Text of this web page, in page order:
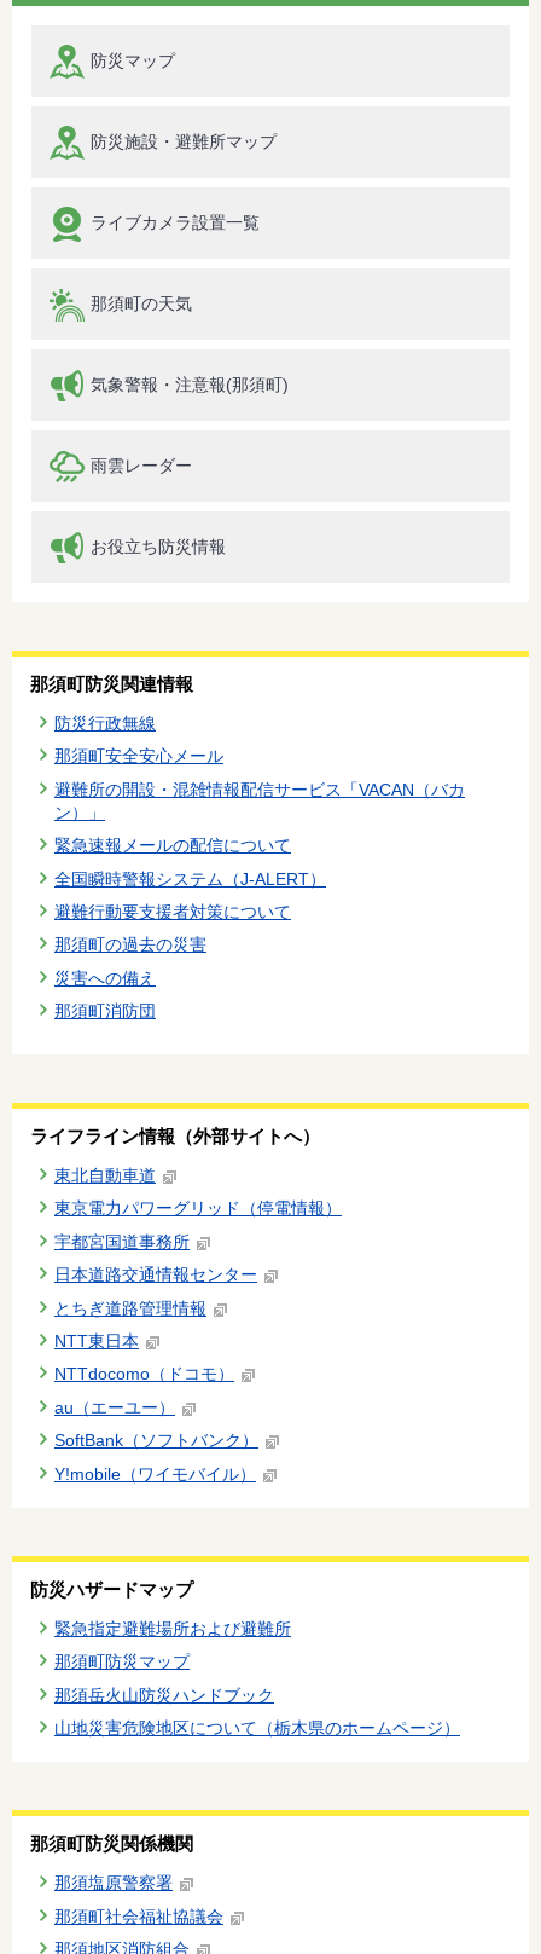
防災マップ
防災施設・避難所マップ
ライブカメラ設置一覧
那須町の天気
気象警報・注意報(那須町)
雨雲レーダー
お役立ち防災情報
那須町防災関連情報
防災行政無線
那須町安全安心メール
避難所の開設・混雑情報配信サービス「VACAN（バカ
ン）」
緊急速報メールの配信について
全国瞬時警報システム（J-ALERT）
避難行動要支援者対策について
那須町の過去の災害
災害への備え
那須町消防団
ライフライン情報（外部サイトへ）
東北自動車道
東京電力パワーグリッド（停電情報）
宇都宮国道事務所
日本道路交通情報センター
とちぎ道路管理情報
NTT東日本
NTTdocomo（ドコモ）
au（エーユー）
SoftBank（ソフトバンク）
Y!mobile（ワイモバイル）
防災ハザードマップ
緊急指定避難場所および避難所
那須町防災マップ
那須岳火山防災ハンドブック
山地災害危険地区について（栃木県のホームページ）
那須町防災関係機関
那須塩原警察署
那須町社会福祉協議会
那須地区消防組合